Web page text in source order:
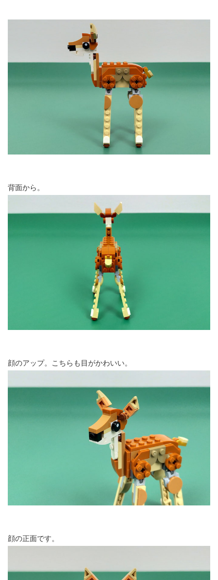
背面から。
顔のアップ。こちらも目がかわいい。
顔の正面です。